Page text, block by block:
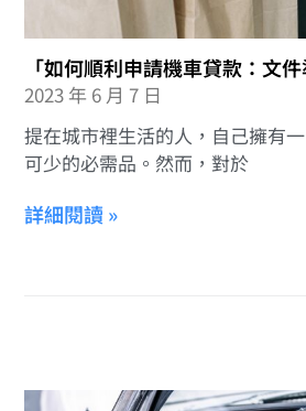
「如何順利申請機車貸款：文件
2023 年 6 月 7 日
提在城市裡生活的人，自己擁有
可少的必需品。然而，對於
詳細閱讀 »